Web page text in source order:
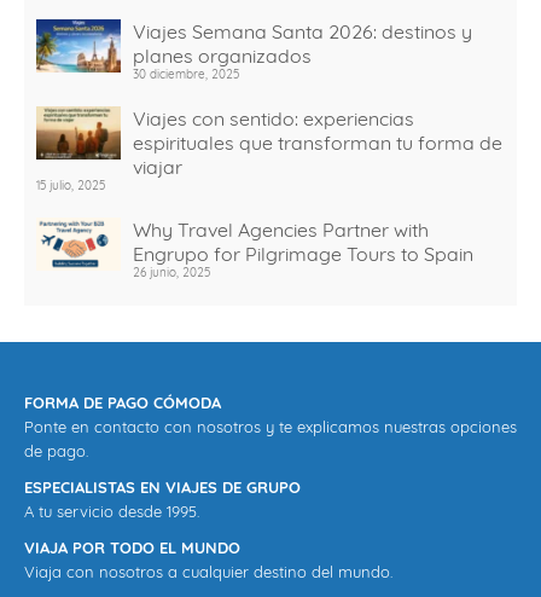
Viajes Semana Santa 2026: destinos y
planes organizados
30 diciembre, 2025
Viajes con sentido: experiencias
espirituales que transforman tu forma de
viajar
15 julio, 2025
Why Travel Agencies Partner with
Engrupo for Pilgrimage Tours to Spain
26 junio, 2025
FORMA DE PAGO CÓMODA
Ponte en contacto con nosotros y te explicamos nuestras opciones
de pago.
ESPECIALISTAS EN VIAJES DE GRUPO
A tu servicio desde 1995.
VIAJA POR TODO EL MUNDO
Viaja con nosotros a cualquier destino del mundo.